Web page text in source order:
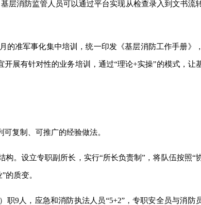
层消防监管人员可以通过平台实现从检查录入到文书流转
的准军事化集中培训，统一印发《基层消防工作手册》
展有针对性的业务培训，通过“理论+实操”的模式，让
复制、可推广的经验做法。
。设立专职副所长，实行“所长负责制”，将队伍按照“
的质变。
9人，应急和消防执法人员“5+2”，专职安全员与消防